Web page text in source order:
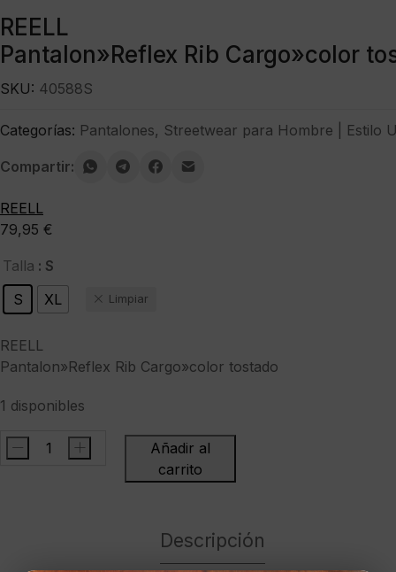
REELL
Pantalon»Reflex Rib Cargo»color
79,95 €
Talla : S
S
XL Limpiar
REELL
Pantalon»Reflex Rib Cargo»color tostado
1 disponibles
REELLPantalon"Reflex
- +
Añadir al
carrito
SKU: 40588S
Categorías: Pantalones, Streetwear para Hombre | Estilo
Compartir:
REELL
Descripción